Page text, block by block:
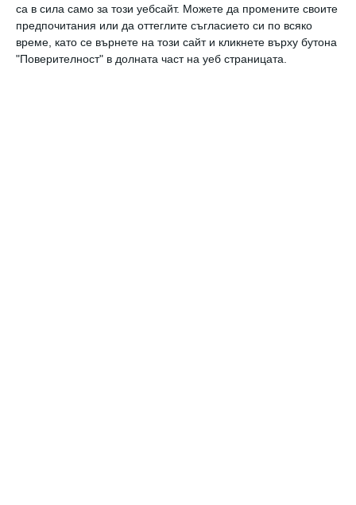
са в сила само за този уебсайт. Можете да промените своите
предпочитания или да оттеглите съгласието си по всяко
време, като се върнете на този сайт и кликнете върху бутона
"Поверителност" в долната част на уеб страницата.
5. Съсредоточават се върху това да стават
все по-добри, вместо да бъдат добре